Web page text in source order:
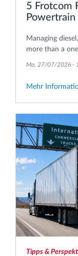
5 Frotcom
Managing
more than a
Mo, 27/07/2026 -
Mehr
Tipps &